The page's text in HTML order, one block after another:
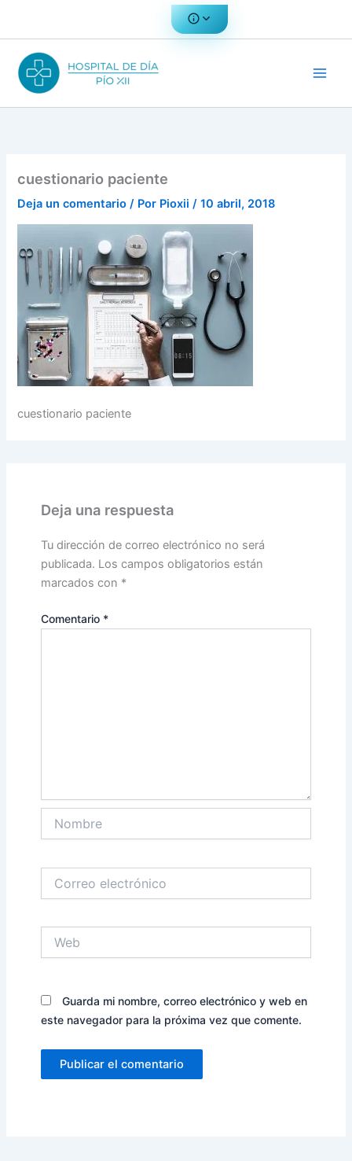
cuestionario paciente
Deja un comentario / Por Pioxii/10 abril, 2018
cuestionario paciente
Deja una respuesta
Tu dirección de correo electrónico no será
publicada. Los campos obligatorios están
marcados con *
Comentario *
electrónico
Guarda mi nombre, correo electrónico y web en
este navegador para la próxima vez que comente.